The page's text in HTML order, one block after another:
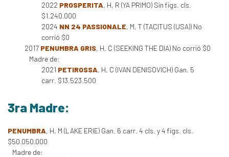
2022 PROSPERITA, H, R (YA PRIMO) Sin figs. cls.
$1.240.000
2024 NN 24 PASSIONALE, M, T (TACITUS (USA)) No
corrió $0
2017 PENUMBRA GRIS, H, C (SEEKING THE DIA) No corrió $0
Madre de:
2021 PETIROSSA, H, C (IVAN DENISOVICH) Gan. 5
carr. $13.523.500
3ra Madre:
PENUMBRA, H, M (LAKE ERIE) Gan. 6 carr. 4 cls. y 4 figs. cls.
$50.050.000
Madre de: